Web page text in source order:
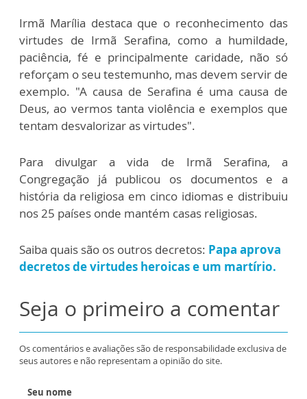
Irmã Marília destaca que o reconhecimento das
virtudes de Irmã Serafina, como a humildade,
paciência, fé e principalmente caridade, não só
reforçam o seu testemunho, mas devem servir de
exemplo. "A causa de Serafina é uma causa de
Deus, ao vermos tanta violência e exemplos que
tentam desvalorizar as virtudes".
Para divulgar a vida de Irmã Serafina, a
Congregação já publicou os documentos e a
história da religiosa em cinco idiomas e distribuiu
nos 25 países onde mantém casas religiosas.
Saiba quais são os outros decretos: Papa aprova
decretos de virtudes heroicas e um martírio.
Seja o primeiro a comentar
Os comentários e avaliações são de responsabilidade exclusiva de
seus autores e não representam a opinião do site.
Seu nome